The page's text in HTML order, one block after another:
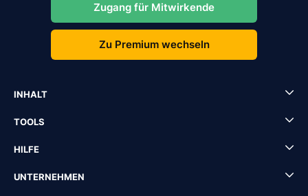
Zugang für Mitwirkende
Zu Premium wechseln
INHALT
TOOLS
HILFE
UNTERNEHMEN